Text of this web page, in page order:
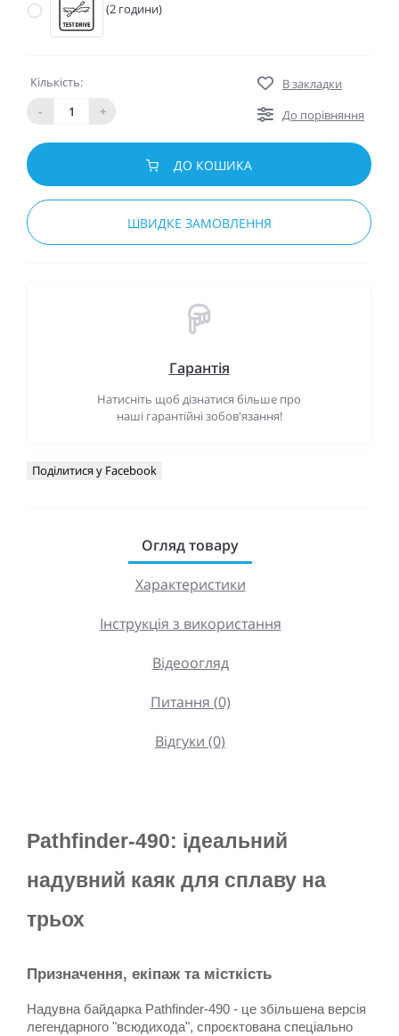
(2 години)
Кількість:
-
+
В закладки
До порівняння
ДО КОШИКА
ШВИДКЕ ЗАМОВЛЕННЯ
Гарантія
Натисніть щоб дізнатися більше про
наші гарантійні зобов'язання!
Поділитися у Facebook
Огляд товару
Характеристики
Інструкція з використання
Відеоогляд
Питання (0)
Відгуки (0)
Pathfinder-490: ідеальний
надувний каяк для сплаву на
трьох
Призначення, екіпаж та місткість
Надувна байдарка Pathfinder-490 - це збільшена версія
легендарного "всюдихода", спроєктована спеціально